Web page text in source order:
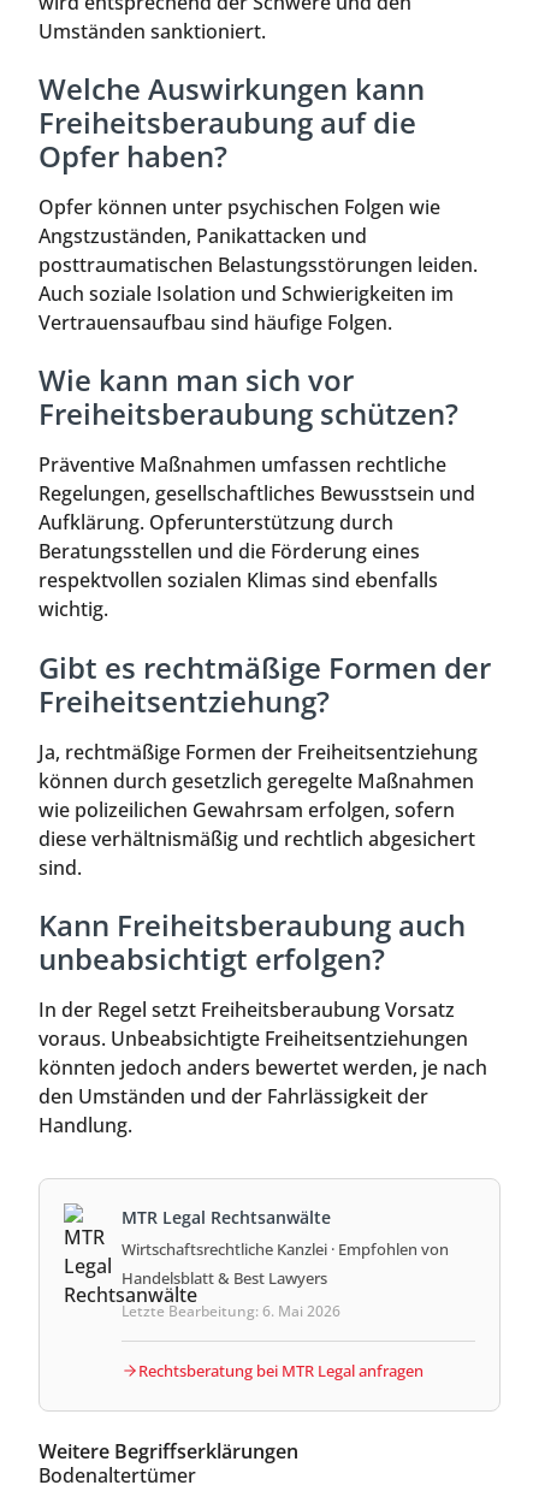
Umständen sanktioniert.
Welche Auswirkungen kann
Freiheitsberaubung auf die
Opfer haben?
Opfer können unter psychischen Folgen wie
Angstzuständen, Panikattacken und
posttraumatischen Belastungsstörungen leiden.
Auch soziale Isolation und Schwierigkeiten im
Vertrauensaufbau sind häufige Folgen.
Wie kann man sich vor
Freiheitsberaubung schützen?
Präventive Maßnahmen umfassen rechtliche
Regelungen, gesellschaftliches Bewusstsein und
Aufklärung. Opferunterstützung durch
Beratungsstellen und die Förderung eines
respektvollen sozialen Klimas sind ebenfalls
wichtig.
Gibt es rechtmäßige Formen der
Freiheitsentziehung?
Ja, rechtmäßige Formen der Freiheitsentziehung
können durch gesetzlich geregelte Maßnahmen
wie polizeilichen Gewahrsam erfolgen, sofern
diese verhältnismäßig und rechtlich abgesichert
sind.
Kann Freiheitsberaubung auch
unbeabsichtigt erfolgen?
In der Regel setzt Freiheitsberaubung Vorsatz
voraus. Unbeabsichtigte Freiheitsentziehungen
könnten jedoch anders bewertet werden, je nach
den Umständen und der Fahrlässigkeit der
Handlung.
MTR Legal Rechtsanwälte
Wirtschaftsrechtliche Kanzlei · Empfohlen von
Handelsblatt & Best Lawyers
Letzte Bearbeitung: 6. Mai 2026
Rechtsberatung bei MTR Legal anfragen
Weitere Begriffserklärungen
Bodenaltertümer